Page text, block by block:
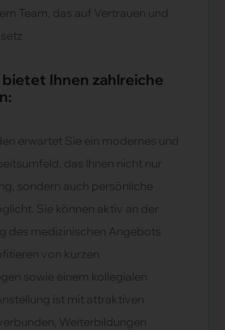
Team, das auf Vertrauen und
Ihnen zahlreiche
erwartet Sie ein modernes und
das Ihnen nicht nur
sondern auch persönliche
Sie können aktiv an der
des medizinischen Angebots
von kurzen
sowie einem kollegialen
ist mit attraktiven
Weiterbildungen